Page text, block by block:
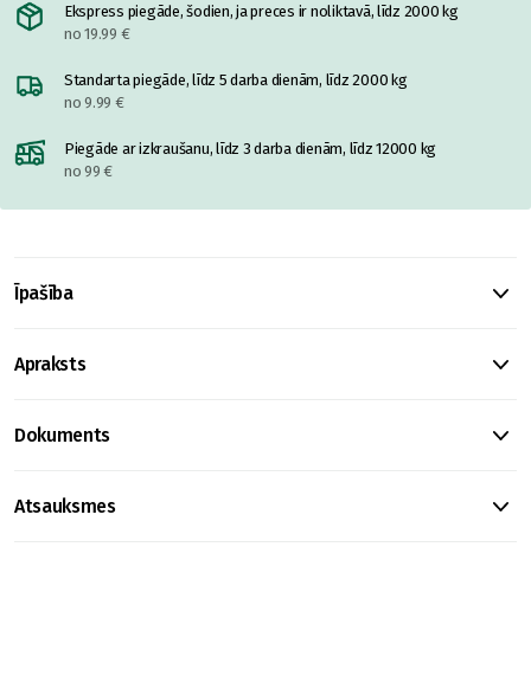
Ekspress piegāde, šodien, ja preces ir noliktavā, līdz 2000 kg
no 19.99 €
Standarta piegāde, līdz 5 darba dienām, līdz 2000 kg
no 9.99 €
Piegāde ar izkraušanu, līdz 3 darba dienām, līdz 12000 kg
no 99 €
Īpašība
Apraksts
Dokuments
Atsauksmes